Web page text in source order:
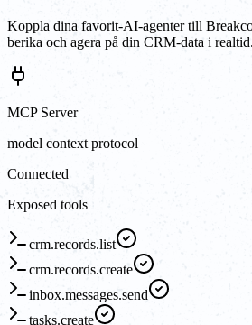
Koppla dina favorit-AI-agenter till
berika och agera på din CRM-data i realtid.
MCP Server
model context protocol
Connected
Exposed tools
crm.records.list
crm.records.create
inbox.messages.send
tasks.create